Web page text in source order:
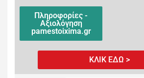
Πληροφορίες -
Αξιολόγηση
pamestoixima.gr
ΚΛΙΚ ΕΔΩ >